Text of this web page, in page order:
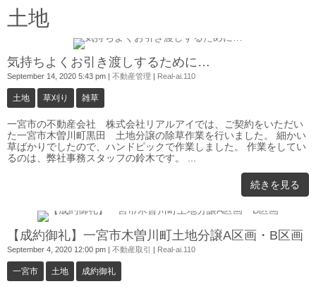
土地
気持ちよくお引き渡しするために…
September 14, 2020 5:43 pm 不動産管理 Real-ai.110
土地 草刈り 雑草
一宮市の不動産会社 株式会社リアルアイでは、ご契約をいただい
た一宮市木曽川町黒田 土地分譲の除草作業を行いました。 細かい
草ばかりでしたので、ハンドピックで作業しました。 作業をしてい
るのは、弊社事務スタッフの鈴木です。 ...
続きを見る
【成約御礼】一宮市木曽川町土地分譲A区画・B区画
September 4, 2020 12:00 pm | 不動産取引 | Real-ai.110
一宮市 土地 成約御礼